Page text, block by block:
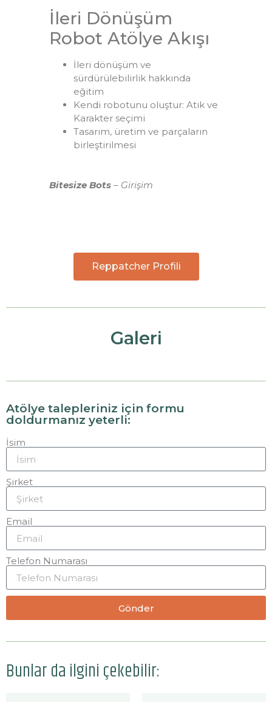
İleri Dönüşüm
Robot Atölye Akışı
İleri dönüşüm ve
sürdürülebilirlik hakkında
eğitim
Kendi robotunu oluştur: Atık ve
Karakter seçimi
Tasarım, üretim ve parçaların
birleştirilmesi
Bitesize Bots – Girişim
Reppatcher Profili
Galeri
Atölye talepleriniz için formu
doldurmanız yeterli:
İsim
Şirket
Email
Telefon Numarası
Gönder
Bunlar da ilgini çekebilir: